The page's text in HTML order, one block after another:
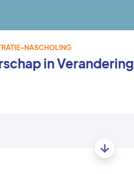
NASCHOLING
in Verandering